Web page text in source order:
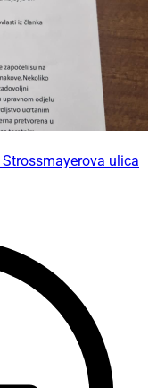
Strossmayerova ulica